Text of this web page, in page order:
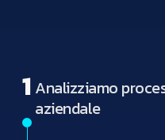
1 Analizziamo
aziendale